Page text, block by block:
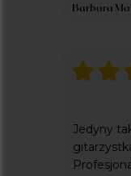
Jedyny
Barbara